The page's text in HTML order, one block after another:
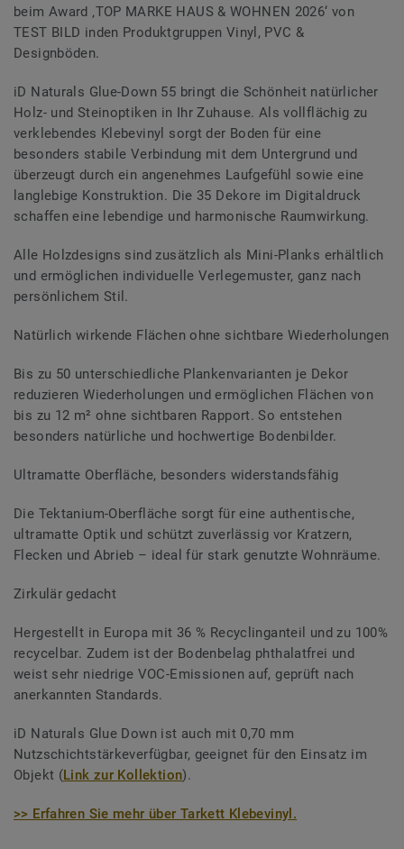
beim Award ‚TOP MARKE HAUS & WOHNEN 2026‘ von
TEST BILD inden Produktgruppen Vinyl, PVC &
Designböden.
iD Naturals Glue-Down 55 bringt die Schönheit natürlicher
Holz- und Steinoptiken in Ihr Zuhause. Als vollflächig zu
verklebendes Klebevinyl sorgt der Boden für eine
besonders stabile Verbindung mit dem Untergrund und
überzeugt durch ein angenehmes Laufgefühl sowie eine
langlebige Konstruktion. Die 35 Dekore im Digitaldruck
schaffen eine lebendige und harmonische Raumwirkung.
Alle Holzdesigns sind zusätzlich als Mini-Planks erhältlich
und ermöglichen individuelle Verlegemuster, ganz nach
persönlichem Stil.
Natürlich wirkende Flächen ohne sichtbare Wiederholungen
Bis zu 50 unterschiedliche Plankenvarianten je Dekor
reduzieren Wiederholungen und ermöglichen Flächen von
bis zu 12 m² ohne sichtbaren Rapport. So entstehen
besonders natürliche und hochwertige Bodenbilder.
Ultramatte Oberfläche, besonders widerstandsfähig
Die Tektanium-Oberfläche sorgt für eine authentische,
ultramatte Optik und schützt zuverlässig vor Kratzern,
Flecken und Abrieb – ideal für stark genutzte Wohnräume.
Zirkulär gedacht
Hergestellt in Europa mit 36 % Recyclinganteil und zu 100%
recycelbar. Zudem ist der Bodenbelag phthalatfrei und
weist sehr niedrige VOC-Emissionen auf, geprüft nach
anerkannten Standards.
iD Naturals Glue Down ist auch mit 0,70 mm
Nutzschichtstärkeverfügbar, geeignet für den Einsatz im
Objekt (Link zur Kollektion).
>> Erfahren Sie mehr über Tarkett Klebevinyl.